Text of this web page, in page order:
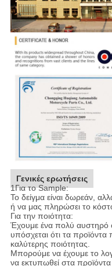
Γενικές ερωτήσεις
1Για το Sample:
Το δείγμα είναι δωρεάν,
ή να μας πληρώσει το
Για την ποιότητα:
Έχουμε ένα πολύ αυστηρό
υπόσχεται ότι τα
καλύτερης ποιότητας.
Μπορούμε να έχουμε το
να εκτυπωθεί στα